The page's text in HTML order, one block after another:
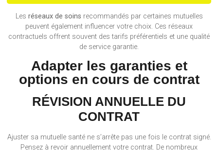
Les réseaux de soins recommandés par certaines mutuelles
peuvent également influencer votre choix. Ces réseaux
contractuels offrent souvent des tarifs préférentiels et une qualité
de service garantie.
Adapter les garanties et
options en cours de contrat
RÉVISION ANNUELLE DU
CONTRAT
Ajuster sa mutuelle santé ne s’arrête pas une fois le contrat signé.
Pensez à revoir annuellement votre contrat. De nombreux